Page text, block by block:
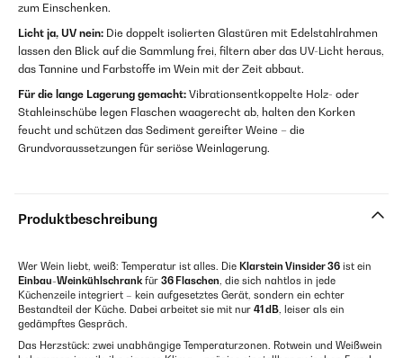
zum Einschenken.
Licht ja, UV nein: Die doppelt isolierten Glastüren mit Edelstahlrahmen
lassen den Blick auf die Sammlung frei, filtern aber das UV-Licht heraus,
das Tannine und Farbstoffe im Wein mit der Zeit abbaut.
Für die lange Lagerung gemacht: Vibrationsentkoppelte Holz- oder
Stahleinschübe legen Flaschen waagerecht ab, halten den Korken
feucht und schützen das Sediment gereifter Weine – die
Grundvoraussetzungen für seriöse Weinlagerung.
Produktbeschreibung
Wer Wein liebt, weiß: Temperatur ist alles. Die Klarstein Vinsider 36 ist ein
Einbau-Weinkühlschrankfür 36 Flaschen, die sich nahtlos in jede
Küchenzeile integriert – kein aufgesetztes Gerät, sondern ein echter
Bestandteil der Küche. Dabei arbeitet sie mit nur 41 dB, leiser als ein
gedämpftes Gespräch.
Das Herzstück: zwei unabhängige Temperaturzonen. Rotwein und Weißwein